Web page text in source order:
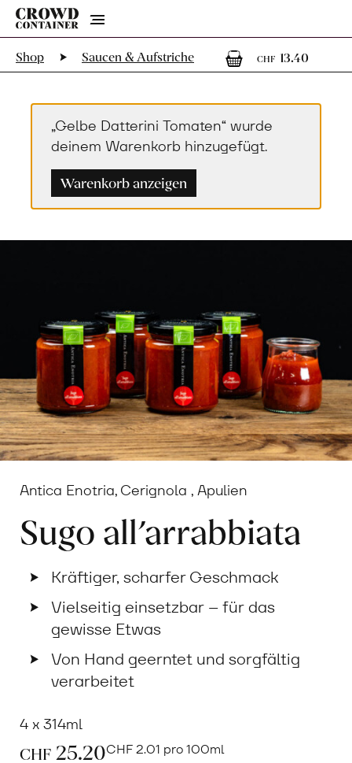
Menu
Shop Saucen & Aufstriche
CHF 13.401
„Gelbe Datterini Tomaten“ wurde
deinem Warenkorb hinzugefügt.
Warenkorb anzeigen
Antica Enotria, Cerignola , Apulien
Sugo all’arrabbiata
Kräftiger, scharfer Geschmack
Vielseitig einsetzbar – für das
gewisse Etwas
Von Hand geerntet und sorgfältig
verarbeitet
4 x 314ml
CHF 25.20CHF2.01 pro 100ml